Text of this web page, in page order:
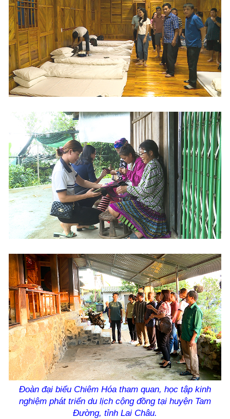
Đoàn đại biểu Chiêm Hóa tham quan, học tập kinh
nghiệm phát triển du lịch cộng đồng tại huyện Tam
Đường, tỉnh Lai Châu.